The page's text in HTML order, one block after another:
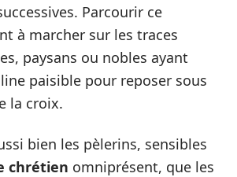
Parcourir ce
à marcher sur les traces
paysans ou nobles ayant
paisible pour reposer sous
la croix.
bien les pèlerins, sensibles
chrétien omniprésent, que les